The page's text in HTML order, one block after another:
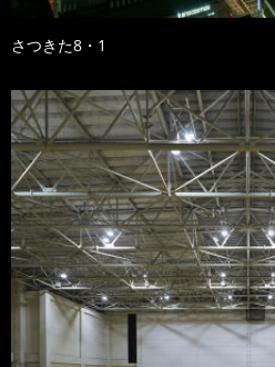
さつきた8・1